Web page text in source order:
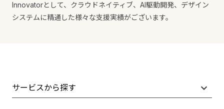
Innovatorとして、クラウドネイティブ、AI駆動開発、デザイン
システムに精通した様々な支援実績がございます。
サービスから探す